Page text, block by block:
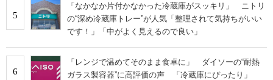
5
「なかなか片付かなかった冷蔵庫がスッキリ」 ニトリ
の“深め冷蔵庫トレー”が人気「整理されて気持ちがいい
です！」「中がよく見えるので良い」
6
「レンジで温めてそのまま食卓に」 ダイソーの“耐熱
ガラス製容器”に高評価の声 「冷蔵庫にぴったり」